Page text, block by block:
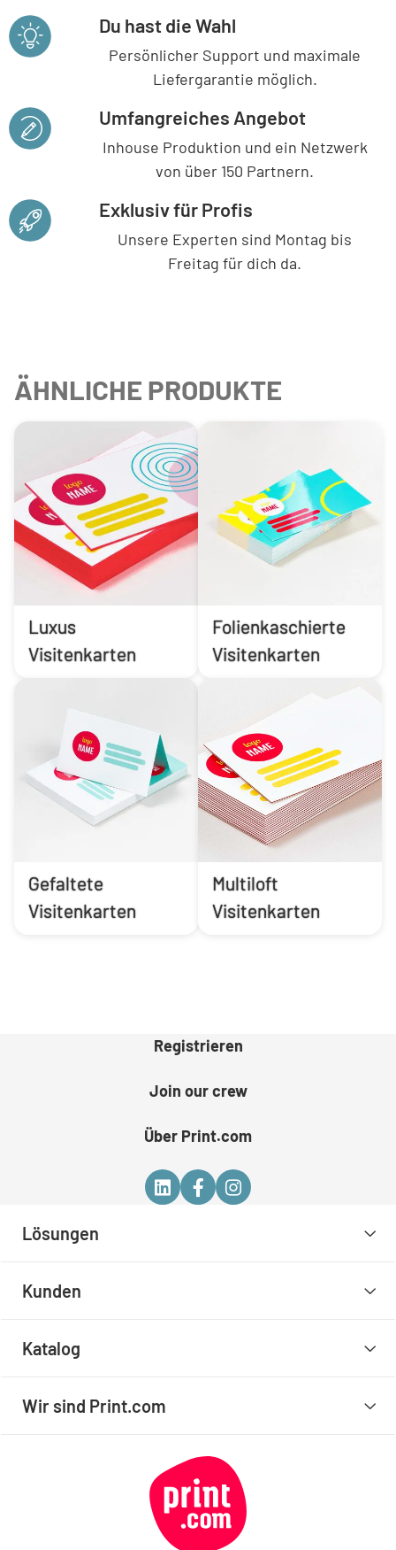
Du hast die Wahl
Persönlicher Support und maximale
Liefergarantie möglich.
Umfangreiches Angebot
Inhouse Produktion und ein Netzwerk
von über 150 Partnern.
Exklusiv für Profis
Unsere Experten sind Montag bis
Freitag für dich da.
ÄHNLICHE PRODUKTE
Luxus
Visitenkarten
Folienkaschierte
Visitenkarten
Gefaltete
Visitenkarten
Multiloft
Visitenkarten
Registrieren
Join our crew
Über Print.com
Lösungen
Kunden
Katalog
Wir sind Print.com